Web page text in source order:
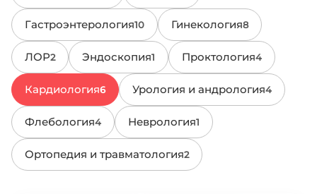
Гастроэнтерология10 Гинекология8
ЛОР2 Эндоскопия1 Проктология4
Кардиология6 Урология и андрология4
Флебология4 Неврология1
Ортопедия и травматология2